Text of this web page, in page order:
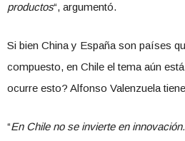
productos“, argumentó.
Si bien China y España son países
compuesto, en Chile el tema aún
ocurre esto? Alfonso Valenzuela
“En Chile no se invierte en